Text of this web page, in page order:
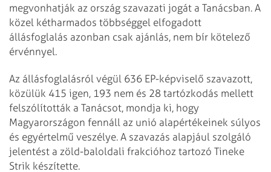
megvonhatják az ország szavazati jogát a Tanácsban. A
közel kétharmados többséggel elfogadott
állásfoglalás azonban csak ajánlás, nem bír kötelező
érvénnyel.
Az állásfoglalásról végül 636 EP-képviselő szavazott,
közülük 415 igen, 193 nem és 28 tartózkodás mellett
felszólították a Tanácsot, mondja ki, hogy
Magyarországon fennáll az unió alapértékeinek súlyos
és egyértelmű veszélye. A szavazás alapjául szolgáló
jelentést a zöld-baloldali frakcióhoz tartozó Tineke
Strik készítette.